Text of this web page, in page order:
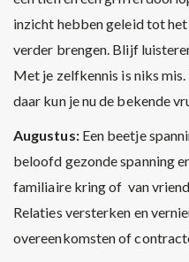
inzicht hebben geleid tot
verder brengen. Blijf
Met je zelfkennis is niks
daar kun je nu de bekende
Augustus: Een beetje
beloofd gezonde spanning
familiaire kring of van
Relaties versterken en
overeenkomsten of